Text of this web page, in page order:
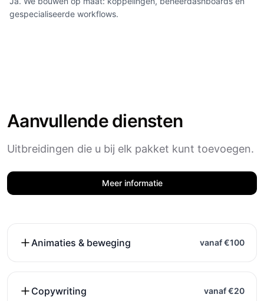
gespecialiseerde workflows.
Aanvullende diensten
Uitbreidingen die u bij elk pakket kunt toevoegen.
Meer informatie
Animaties & beweging vanaf €100
Copywriting vanaf €20